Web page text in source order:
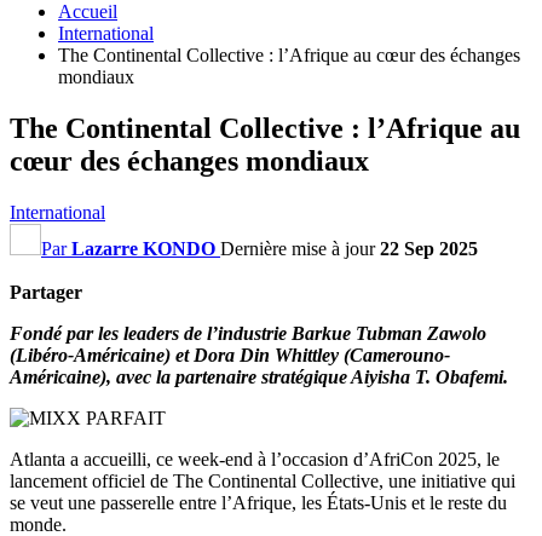
Accueil
International
The Continental Collective : l’Afrique au cœur des échanges
mondiaux
The Continental Collective : l’Afrique au
cœur des échanges mondiaux
International
ParLazarre KONDO Dernière mise à jour22 Sep 2025
Partager
Fondé par les leaders de l’industrie Barkue Tubman Zawolo
(Libéro-Américaine) et Dora Din Whittley (Camerouno-
Américaine), avec la partenaire stratégique Aiyisha T. Obafemi.
Atlanta a accueilli, ce week-end à l’occasion d’AfriCon 2025, le
lancement officiel de The Continental Collective, une initiative qui
se veut une passerelle entre l’Afrique, les États-Unis et le reste du
monde.